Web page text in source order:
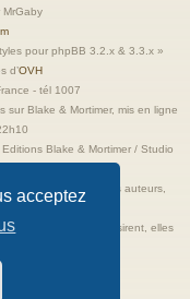
acceptez
pour phpBB 3.2.x & 3.3.x »
d’OVH
- tél 1007
Blake & Mortimer, mis en ligne
Blake & Mortimer / Studio
exclusive de leurs auteurs,
les propriétaires le désirent, elles